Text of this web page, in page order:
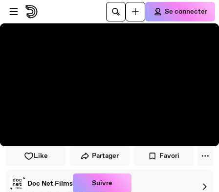
Passer au player
Passer au contenu principal
Se connecter
Like Partager Favori
Doc Net Films Suivre